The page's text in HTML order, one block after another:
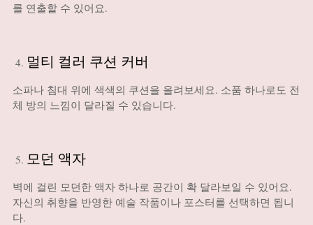
를 연출할 수 있어요.
멀티 컬러 쿠션 커버
소파나 침대 위에 색색의 쿠션을 올려보세요. 소품 하나로도 전
체 방의 느낌이 달라질 수 있습니다.
모던 액자
벽에 걸린 모던한 액자 하나로 공간이 확 달라보일 수 있어요.
자신의 취향을 반영한 예술 작품이나 포스터를 선택하면 됩니
다.